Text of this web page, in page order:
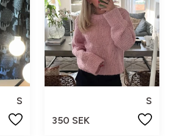
S
S
350 SEK